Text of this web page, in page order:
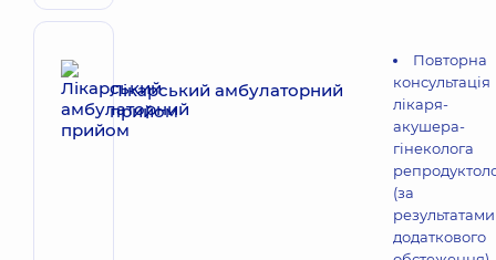
Лікарський амбулаторний
прийом
Повторна
консультація
лікаря-
акушера-
гінеколога
(за
результатами
додаткового